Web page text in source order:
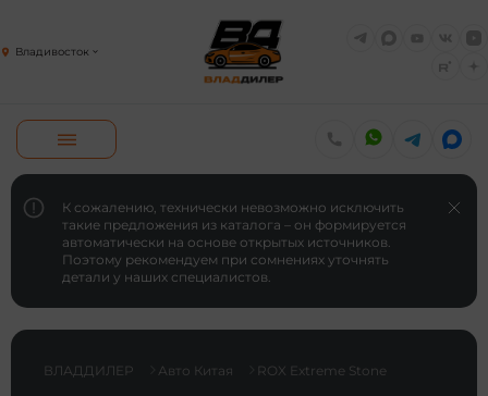
Владивосток
К сожалению, технически невозможно исключить
такие предложения из каталога – он формируется
автоматически на основе открытых источников.
Поэтому рекомендуем при сомнениях уточнять
детали у наших специалистов.
ВЛАДДИЛЕР Авто Китая ROX Extreme Stone